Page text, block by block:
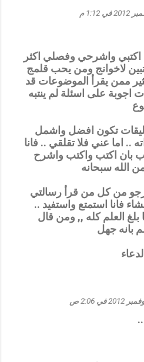
اكتبي واشرحي وفصلي اكثر
لاخوانج ومن يحب قلمج
ممن يقرأ الموضوعات قد
اجوبة على اسئلة لم ينتبه
تكون افضل واشمل
.. اما عني فلا تقلقي .. فانا
بان اكتب واكتب واشرح
الله سبحانه
من كل من قرأ رسالتي
فانا استمتع واستفيد ..
بلغ العلم كله ,, ومن قال
بانه جهل